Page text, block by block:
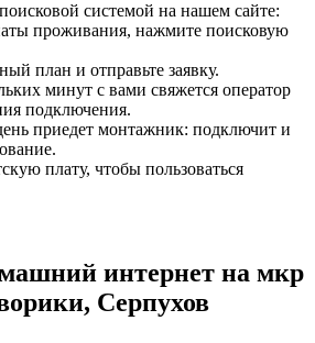
системой на нашем сайте:
проживания, нажмите поисковую
план и отправьте заявку.
минут с вами свяжется оператор
подключения.
приедет монтажник: подключит и
плату, чтобы пользоваться
интернет на мкр
Серпухов